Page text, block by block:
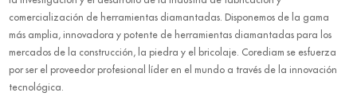
comercialización de herramientas diamantadas. Disponemos de la gama
más amplia, innovadora y potente de herramientas diamantadas para los
mercados de la construcción, la piedra y el bricolaje. Corediam se esfuerza
por ser el proveedor profesional líder en el mundo a través de la innovación
tecnológica.